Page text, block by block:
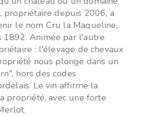
propriétaire depuis 2006, a
le nom Cru la Maqueline,
Animée par l'autre
: l'élevage de chevaux
nous plonge dans un
hors des codes
Le vin affirme la
propriété, avec une forte